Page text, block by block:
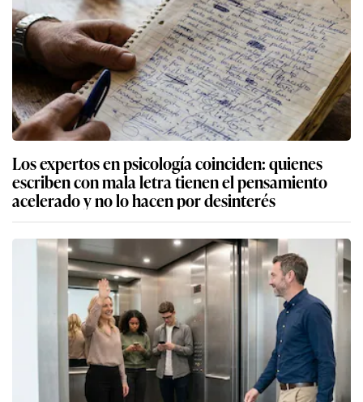
Los expertos en psicología coinciden: quienes
escriben con mala letra tienen el pensamiento
acelerado y no lo hacen por desinterés